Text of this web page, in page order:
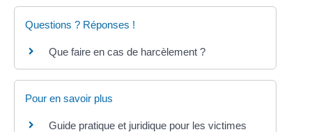
Questions ? Réponses !
Que faire en cas de harcèlement ?
Pour en savoir plus
Guide pratique et juridique pour les victimes